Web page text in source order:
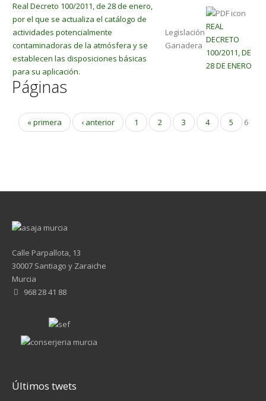
Real Decreto 100/2011, de 28 de enero,
por el que se actualiza el catálogo de
actividades potencialmente
contaminadoras de la atmósfera y se
establecen las disposiciones básicas
para su aplicación.
Legislación
Ganadera
REAL
DECRETO
100/2011, DE
28 DE ENERO
Páginas
« primera ‹ anterior 1 2 3 4 5 6
Calle Parpallota, 13
30007 Santiago y Zaraiche
Murcia
968 28 41 88
Últimos twets